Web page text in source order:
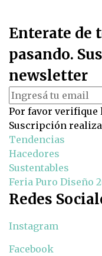
Enterate de
pasando.
newsletter
Por favor verifique
Suscripción
Tendencias
Hacedores
Sustentables
Feria Puro Diseño
Redes
Instagram
Facebook